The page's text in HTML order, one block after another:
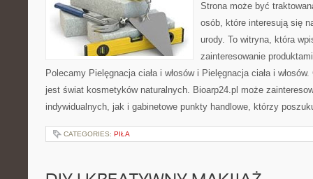
Strona może być
osób, które interesują się
urody. To witryna, która
zainteresowanie
Polecamy Pielęgnacja ciała i włosów i Pielęgnacja ciała i
jest świat kosmetyków naturalnych. Bioarp24.pl może
indywidualnych, jak i gabinetowe punkty handlowe, którzy
CATEGORIES: PIŁA